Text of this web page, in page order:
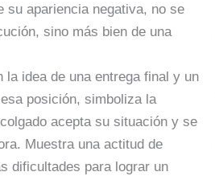
su apariencia negativa, no se
sino más bien de una
idea de una entrega final y un
posición, simboliza la
acepta su situación y se
Muestra una actitud de
dificultades para lograr un